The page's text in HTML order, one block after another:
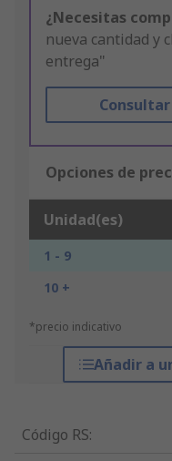
¿Necesitas
nueva cantidad y
entrega"
Opciones de
Unidad(es)
1 - 9
10 +
*precio indicativo
Añadir a
Código RS: